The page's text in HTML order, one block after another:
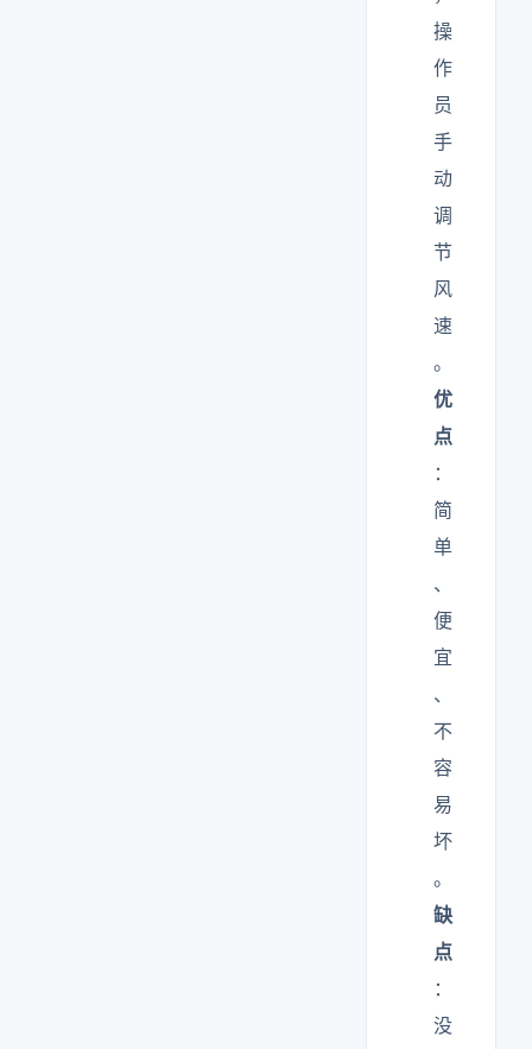
操
作
员
手
动
调
节
风
速
。
优
点
：
简
单
、
便
宜
、
不
容
易
坏
。
缺
点
：
没